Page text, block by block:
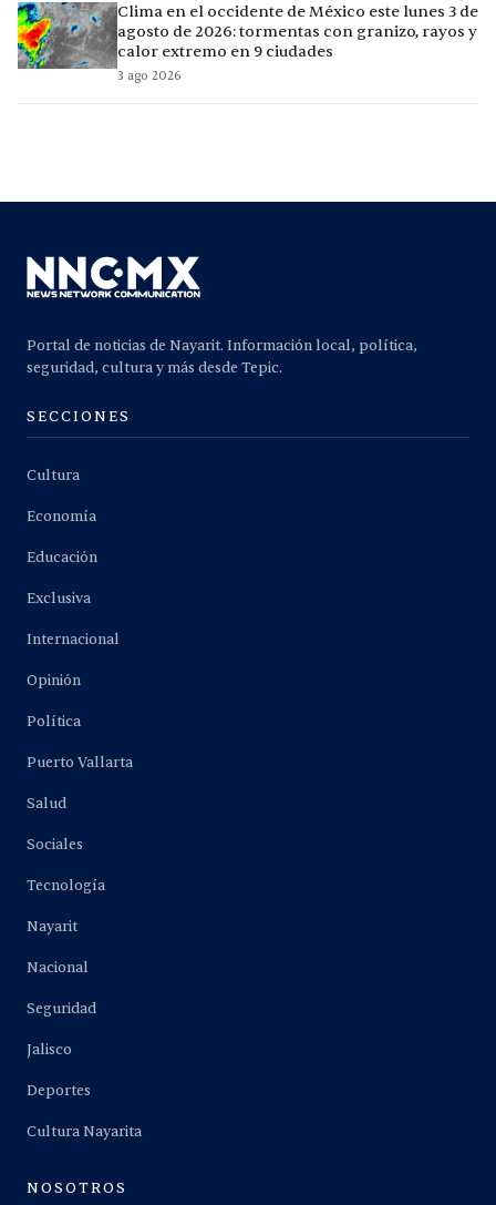
Clima en el occidente de México este lunes 3 de
agosto de 2026: tormentas con granizo, rayos y
calor extremo en 9 ciudades
3 ago 2026
Portal de noticias de Nayarit. Información local, política,
seguridad, cultura y más desde Tepic.
SECCIONES
Cultura
Economía
Educación
Exclusiva
Internacional
Opinión
Política
Puerto Vallarta
Salud
Sociales
Tecnología
Nayarit
Nacional
Seguridad
Jalisco
Deportes
Cultura Nayarita
NOSOTROS